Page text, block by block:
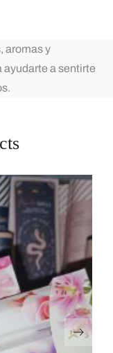
aromas y
ayudarte a sentirte